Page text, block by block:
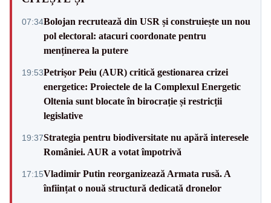
07:34Bolojan recrutează din USR și construiește un nou
pol electoral: atacuri coordonate pentru
menținerea la putere
19:53Petrișor Peiu (AUR) critică gestionarea crizei
energetice: Proiectele de la Complexul Energetic
Oltenia sunt blocate în birocrație și restricții
legislative
19:37Strategia pentru biodiversitate nu apără interesele
României. AUR a votat împotrivă
17:15Vladimir Putin reorganizează Armata rusă. A
înființat o nouă structură dedicată dronelor